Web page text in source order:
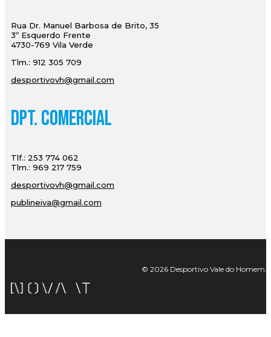
Rua Dr. Manuel Barbosa de Brito, 35
3º Esquerdo Frente
4730-769 Vila Verde
Tlm.: 912 305 709
desportivovh@gmail.com
Dpt. Comercial
Tlf.: 253 774 062
Tlm.: 969 217 759
desportivovh@gmail.com
publineiva@gmail.com
© 2026 Desportivo Vale do Homem.